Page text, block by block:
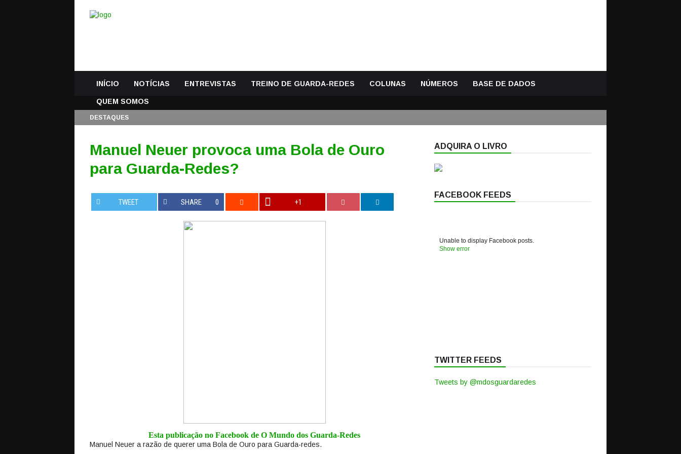
INÍCIO NOTÍCIAS ENTREVISTAS TREINO DE GUARDA-REDES COLUNAS NÚMEROS BASE DE DADOS
QUEM SOMOS
DESTAQUES
Manuel Neuer provoca uma Bola de Ouro
para Guarda-Redes?
TWEET SHARE 0 +1
Esta publicação no Facebook de O Mundo dos Guarda-Redes
Manuel Neuer a razão de querer uma Bola de Ouro para Guarda-redes.
ADQUIRA O LIVRO
FACEBOOK FEEDS
Unable to display Facebook posts.
Show error
TWITTER FEEDS
Tweets by @mdosguardaredes